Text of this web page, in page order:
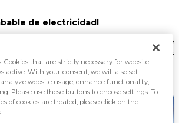
de electricidad!
mantener su fuerza vital, ya que la mayor parte de
de energía eléctrica. Se dice que sus movimientos
que los de cualquier Pokémon de ese
Cookies that are strictly necessary for website
active. With your consent, we will also set
website usage, enhance functionality,
Please use these buttons to choose settings. To
of cookies are treated, please click on the